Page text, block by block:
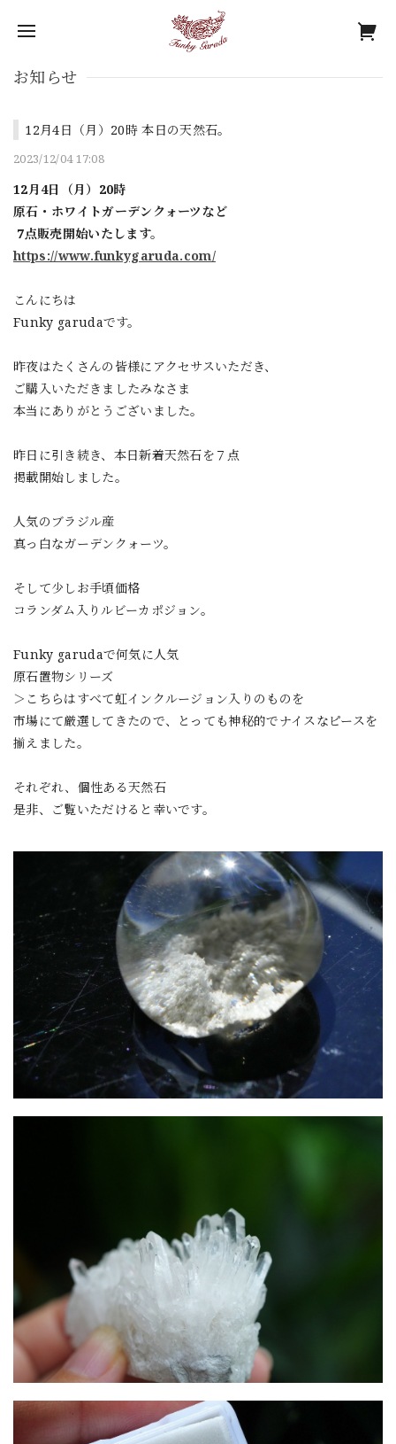
お知らせ
12月4日（月）20時 本日の天然石。
2023/12/04 17:08
12月4日（月）20時
原石・ホワイトガーデンクォーツなど
7点販売開始いたします。
https://www.funkygaruda.com/
こんにちは
Funky garudaです。
昨夜はたくさんの皆様にアクセサスいただき、
ご購入いただきましたみなさま
本当にありがとうございました。
昨日に引き続き、本日新着天然石を７点
掲載開始しました。
人気のブラジル産
真っ白なガーデンクォーツ。
そして少しお手頃価格
コランダム入りルビーカポジョン。
Funky garudaで何気に人気
原石置物シリーズ
＞こちらはすべて虹インクルージョン入りのものを
市場にて厳選してきたので、とっても神秘的でナイスなピースを
揃えました。
それぞれ、個性ある天然石
是非、ご覧いただけると幸いです。